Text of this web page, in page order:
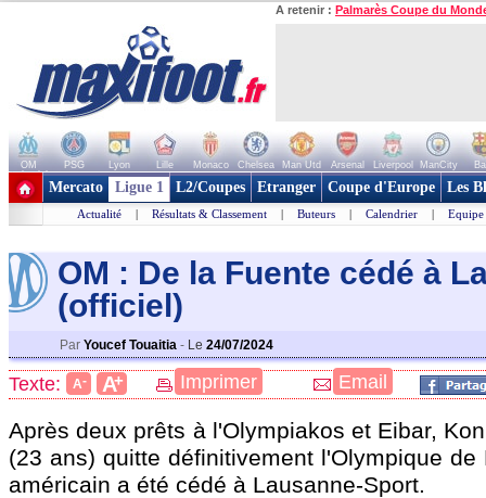
A retenir : Palmarès Coupe du
OM PSG Lyon Lille Monaco Chelsea Man Utd Arsenal Liverpool ManCity
+ de clubs
Mercato Ligue 1 L2/Coupes Etranger Coupe d'Europe Les
Actualité | Résultats & Classement | Buteurs | Calendrier | Equipe
OM : De la Fuente cédé à
(officiel)
Par Youcef Touaitia - Le 24/07/2024
Texte: A- A+ Imprimer Email
Après deux prêts à l'Olympiakos et Eibar,
(23 ans) quitte définitivement l'Olympique de
américain a été cédé à Lausanne-Sport.